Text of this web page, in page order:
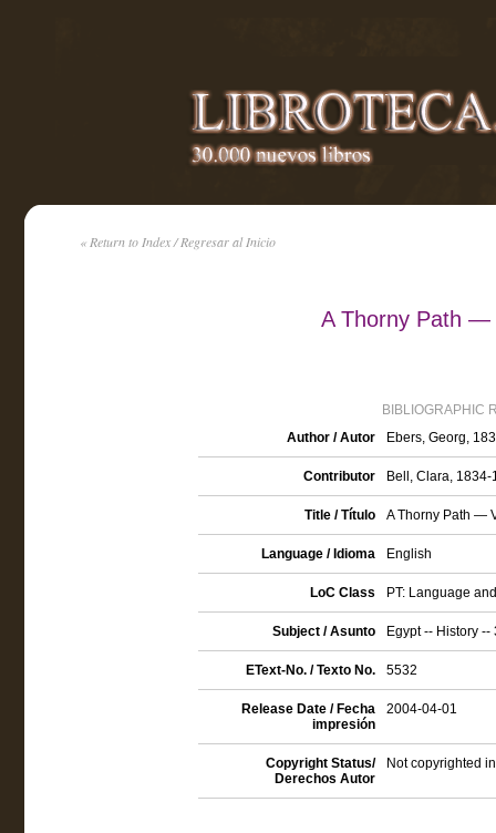
« Return to Index / Regresar al Inicio
A Thorny Path —
BIBLIOGRAPHIC
Author / Autor
Ebers, Georg,
Contributor Bell, Clara,
Title / Título A Thorny Path —
Language / Idioma English
LoC Class PT: Language
Subject / Asunto Egypt -- History --
EText-No. / Texto No. 5532
Release Date / Fecha
impresión
2004-04-01
Copyright Status/
Derechos Autor
Not copyrighted